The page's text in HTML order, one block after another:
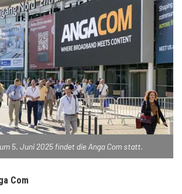
5. Juni 2025 findet die Anga Com statt.
Com